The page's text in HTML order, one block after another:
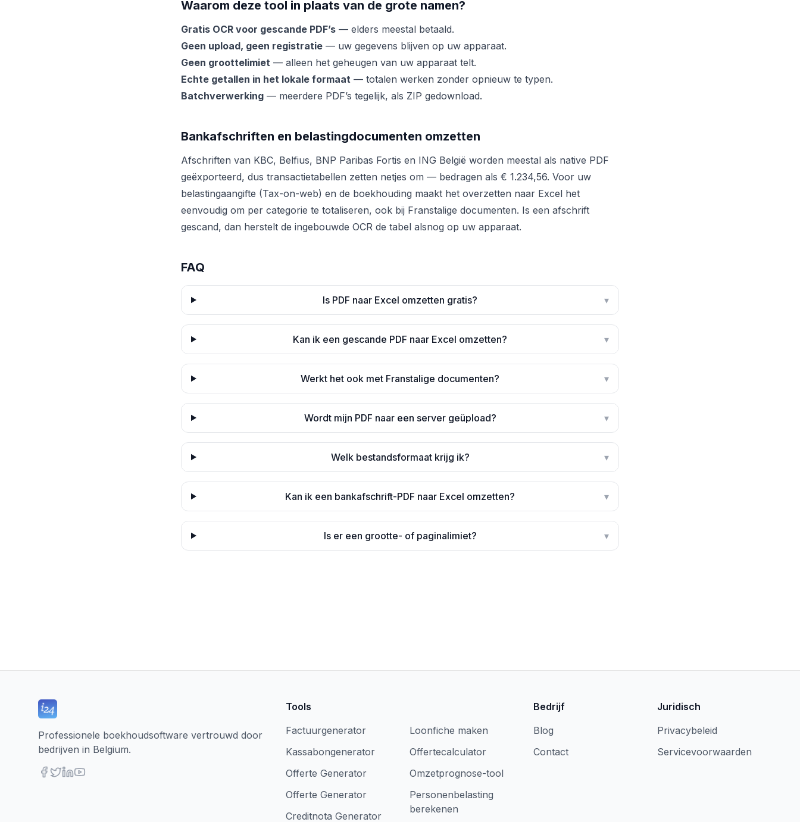
Waarom deze tool in plaats van de grote namen?
Gratis OCR voor gescande PDF’s — elders meestal betaald.
Geen upload, geen registratie — uw gegevens blijven op uw apparaat.
Geen groottelimiet — alleen het geheugen van uw apparaat telt.
Echte getallen in het lokale formaat — totalen werken zonder opnieuw te typen.
Batchverwerking — meerdere PDF’s tegelijk, als ZIP gedownload.
Bankafschriften en belastingdocumenten omzetten
Afschriften van KBC, Belfius, BNP Paribas Fortis en ING België worden meestal als native PDF
geëxporteerd, dus transactietabellen zetten netjes om — bedragen als € 1.234,56. Voor uw
belastingaangifte (Tax-on-web) en de boekhouding maakt het overzetten naar Excel het
eenvoudig om per categorie te totaliseren, ook bij Franstalige documenten. Is een afschrift
gescand, dan herstelt de ingebouwde OCR de tabel alsnog op uw apparaat.
FAQ
Is PDF naar Excel omzetten gratis? ▾
Kan ik een gescande PDF naar Excel omzetten? ▾
Werkt het ook met Franstalige documenten? ▾
Wordt mijn PDF naar een server geüpload? ▾
Welk bestandsformaat krijg ik? ▾
Kan ik een bankafschrift-PDF naar Excel omzetten? ▾
Is er een grootte- of paginalimiet? ▾
Professionele boekhoudsoftware vertrouwd door
bedrijven in Belgium.
Tools
Factuurgenerator
Kassabongenerator
Offerte Generator
Offerte Generator
Creditnota Generator
Loonfiche maken
Offertecalculator
Omzetprognose-tool
Personenbelasting
berekenen
Bedrijf
Blog
Contact
Juridisch
Privacybeleid
Servicevoorwaarden